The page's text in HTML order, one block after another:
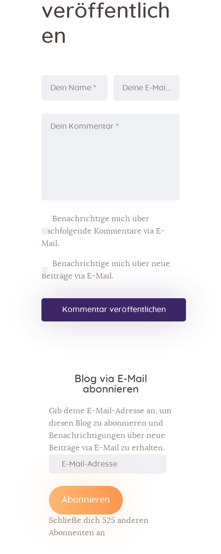
veröffentlich
en
Benachrichtige mich über
nachfolgende Kommentare via E-
Mail.
Benachrichtige mich über neue
Beiträge via E-Mail.
Blog via E-Mail
abonnieren
Gib deine E-Mail-Adresse an, um
diesen Blog zu abonnieren und
Benachrichtigungen über neue
Beiträge via E-Mail zu erhalten.
Abonnieren
Schließe dich 525 anderen
Abonnenten an